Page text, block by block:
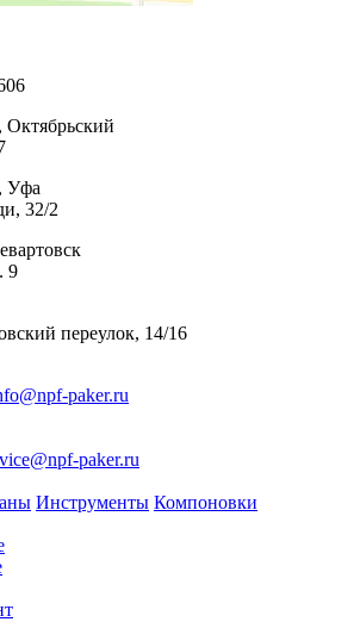
Октябрьский
Уфа
32/2
9
переулок, 14/16
paker.ru
paker.ru
Инструменты Компоновки